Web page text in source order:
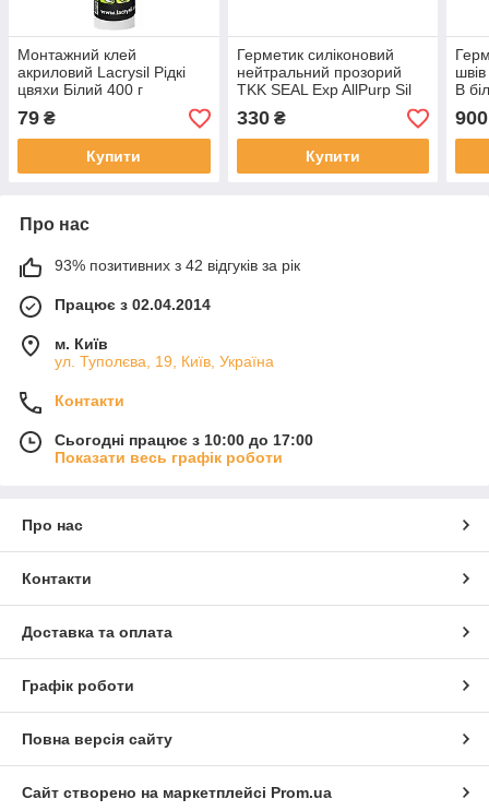
Монтажний клей
акриловий Lacrysil Рідкі
цвяхи Білий 400 г
79 ₴
Купити
Герметик силіконовий
нейтральний прозорий
TKK SEAL Exp AllPurp Sil
Trp 600 мл
330₴
Купити
В
900
Про нас
93% позитивних з 42 відгуків за рік
Працює з 02.04.2014
м. Київ
ул. Туполєва, 19, Київ, Україна
Контакти
Сьогодні працює з 10:00 до 17:00
Показати весь графік роботи
Про нас
Контакти
Доставка та оплата
Графік роботи
Повна версія сайту
Сайт створено на маркетплейсі Prom.ua